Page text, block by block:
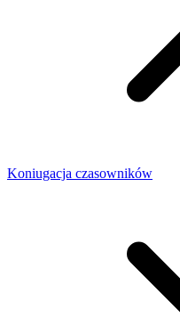
Koniugacja czasowników